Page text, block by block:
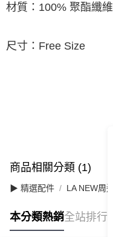
材質：100% 聚酯纖維
尺寸：Free Size
商品相關分類 (1)
▶ 精選配件 LA NEW周邊
本分類熱銷全站排行